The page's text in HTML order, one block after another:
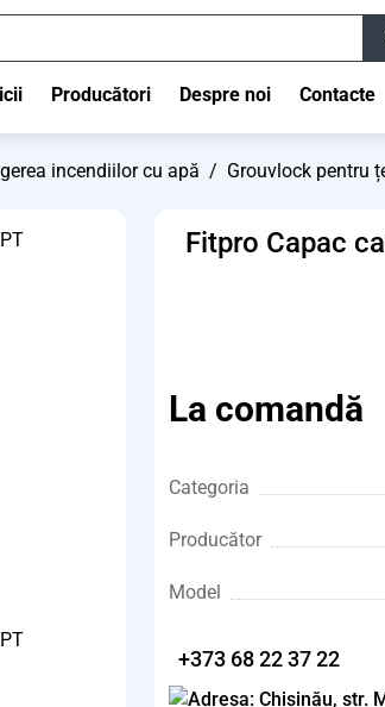
Producători Despre noi Contacte
incendiilor cu apă / Grouvlock pentru
Fitpro Capac
La comandă
Categoria
Producător
Model
+373 68 22 37 22